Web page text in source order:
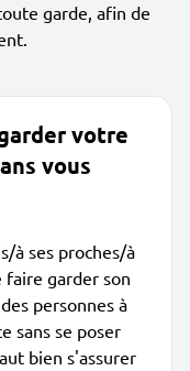
garde, afin de
votre
vous
à ses proches/à
faire garder son
personnes à
sans se poser
bien s'assurer